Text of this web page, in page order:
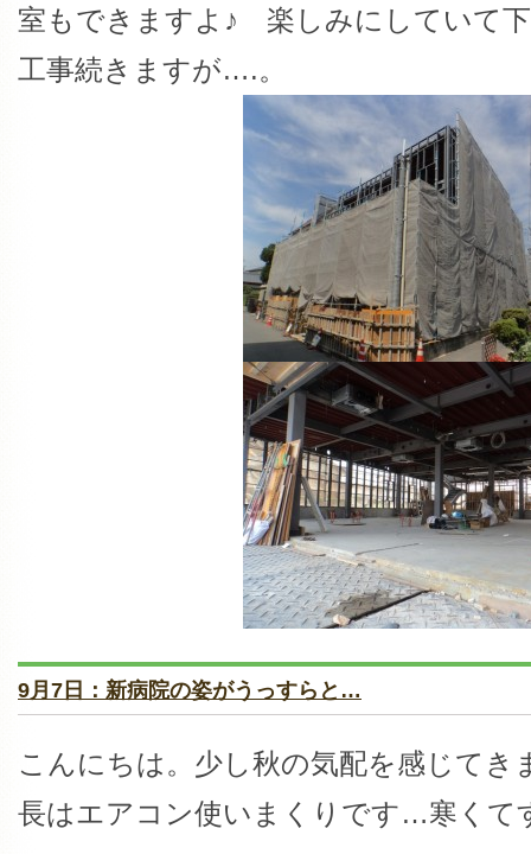
室もできますよ♪ 楽しみにしていて
工事続きますが….。
9月7日：新病院の姿がうっすらと…
こんにちは。少し秋の気配を感じてき
長はエアコン使いまくりです…寒くて